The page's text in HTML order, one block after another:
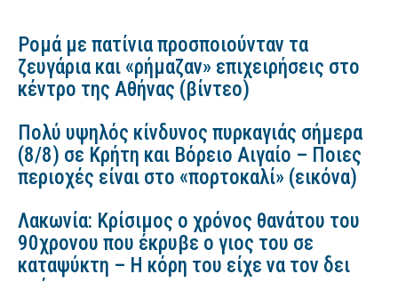
Ρομά με πατίνια προσποιούνταν τα
ζευγάρια και «ρήμαζαν» επιχειρήσεις στο
κέντρο της Αθήνας (βίντεο)
Πολύ υψηλός κίνδυνος πυρκαγιάς σήμερα
(8/8) σε Κρήτη και Βόρειο Αιγαίο – Ποιες
περιοχές είναι στο «πορτοκαλί» (εικόνα)
Λακωνία: Κρίσιμος ο χρόνος θανάτου του
90χρονου που έκρυβε ο γιος του σε
καταψύκτη – Η κόρη του είχε να τον δει